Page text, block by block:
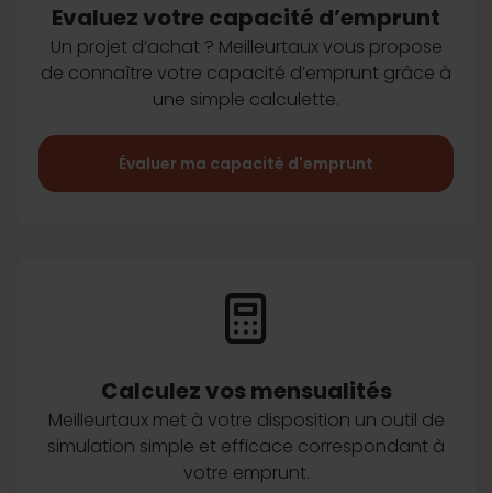
Evaluez votre capacité d’emprunt
Un projet d’achat ? Meilleurtaux vous propose
de connaître votre capacité d’emprunt grâce à
une simple calculette.
Évaluer ma capacité d'emprunt
Calculez vos mensualités
Meilleurtaux met à votre disposition un outil de
simulation simple et efficace correspondant à
votre emprunt.